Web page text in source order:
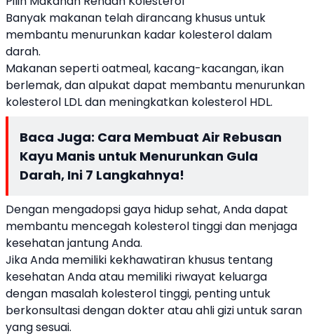
Banyak makanan telah dirancang khusus untuk
membantu menurunkan kadar kolesterol dalam
darah.
Makanan seperti oatmeal, kacang-kacangan, ikan
berlemak, dan alpukat dapat membantu menurunkan
kolesterol LDL dan meningkatkan kolesterol HDL.
Baca Juga: Cara Membuat Air Rebusan
Kayu Manis untuk Menurunkan Gula
Darah, Ini 7 Langkahnya!
Dengan mengadopsi gaya hidup sehat, Anda dapat
membantu mencegah kolesterol tinggi dan menjaga
kesehatan jantung Anda.
Jika Anda memiliki kekhawatiran khusus tentang
kesehatan Anda atau memiliki riwayat keluarga
dengan masalah kolesterol tinggi, penting untuk
berkonsultasi dengan dokter atau ahli gizi untuk saran
yang sesuai.